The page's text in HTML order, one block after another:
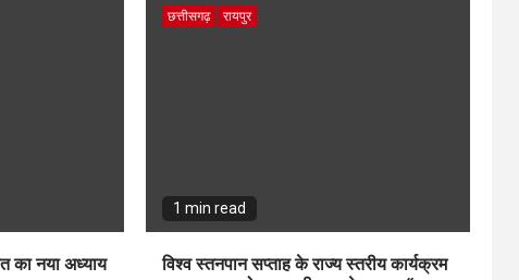
का नया अध्याय
छत्तीसगढ़ रायपुर
1 min read
विश्व स्तनपान सप्ताह के राज्य स्तरीय कार्यक्रम